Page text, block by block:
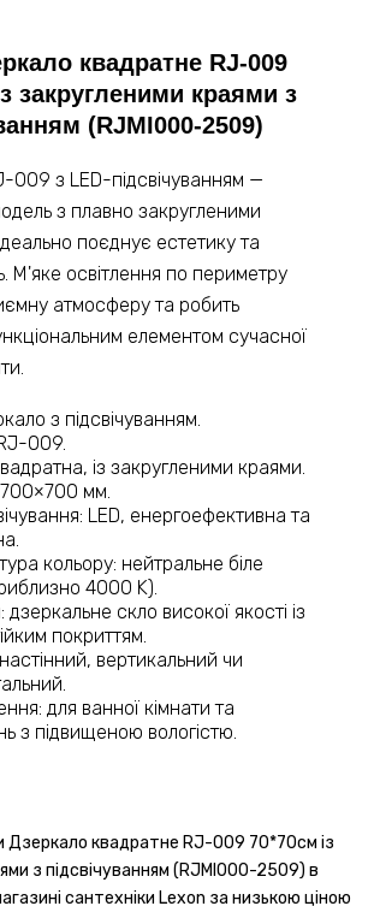
квадратне RJ-009
закругленими краями з
(RJMI000-2509)
009 з LED-підсвічуванням —
з плавно закругленими
поєднує естетику та
М'яке освітлення по периметру
атмосферу та робить
елементом сучасної
з підсвічуванням.
009.
із закругленими краями.
700×700 мм.
LED, енергоефективна та
кольору: нейтральне біле
4000 K).
дзеркальне скло високої якості із
покриттям.
вертикальний чи
для ванної кімнати та
з підвищеною вологістю.
Дзеркало квадратне RJ-009 70*70см із
з підсвічуванням (RJMI000-2509) в
сантехніки Lexon за низькою ціною